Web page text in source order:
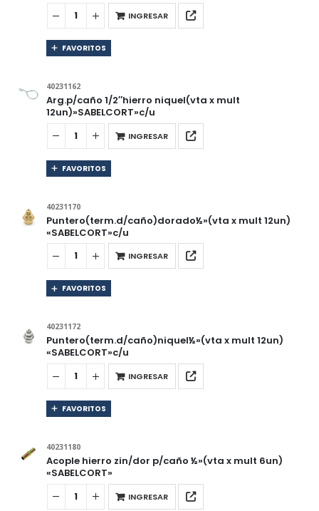
INGRESAR
FAVORITOS
40231162
Arg.p/caño 1/2″hierro niquel(vta x mult
12un)»SABELCORT»c/u
INGRESAR
FAVORITOS
40231170
Puntero(term.d/caño)dorado½»(vta x mult 12un)
«SABELCORT»c/u
INGRESAR
FAVORITOS
40231172
Puntero(term.d/caño)niquel½»(vta x mult 12un)
«SABELCORT»c/u
INGRESAR
FAVORITOS
40231180
Acople hierro zin/dor p/caño ½»(vta x mult 6un)
«SABELCORT»
INGRESAR